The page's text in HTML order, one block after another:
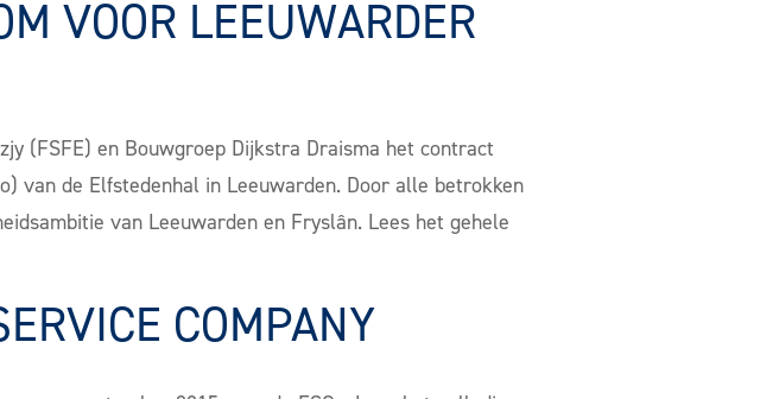
VOOR LEEUWARDER
(FSFE) en Bouwgroep Dijkstra Draisma het contract
van de Elfstedenhal in Leeuwarden. Door alle betrokken
van Leeuwarden en Fryslân. Lees het gehele
COMPANY